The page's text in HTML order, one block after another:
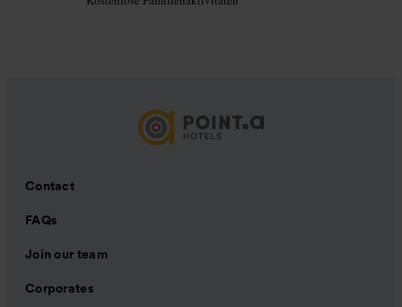
Contact
FAQs
Join our team
Corporates